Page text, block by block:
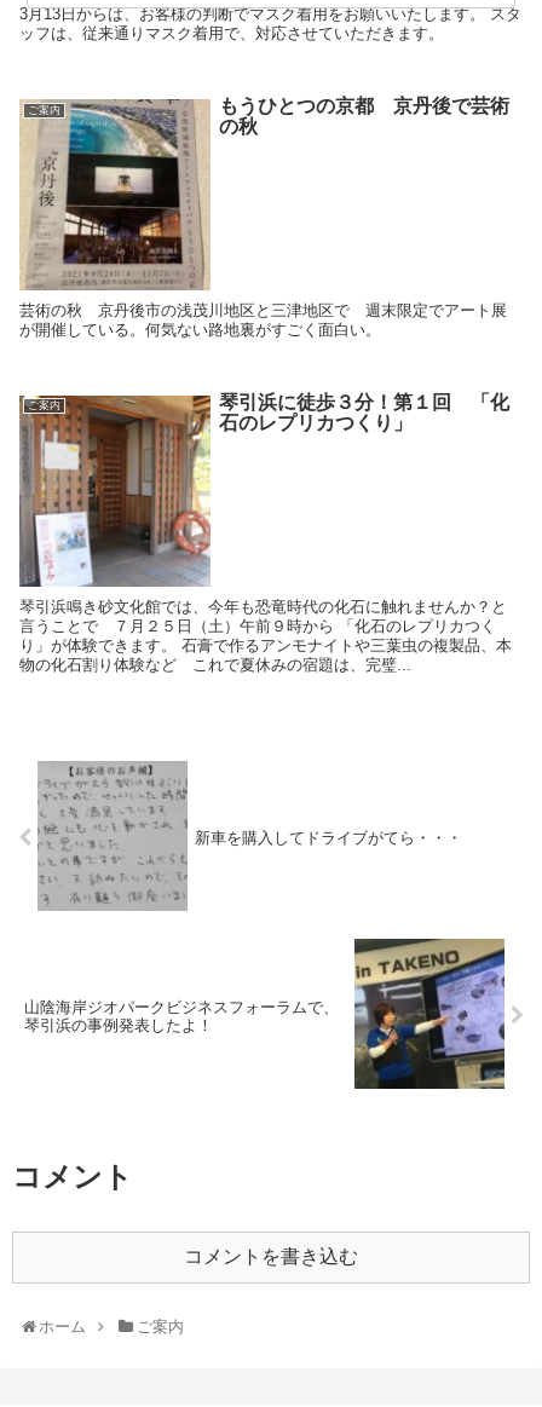
3月13日からは、お客様の判断でマスク着用をお願いいたします。 スタ
ッフは、従来通りマスク着用で、対応させていただきます。
ご案内
もうひとつの京都 京丹後で芸術
の秋
芸術の秋 京丹後市の浅茂川地区と三津地区で 週末限定でアート展
が開催している。何気ない路地裏がすごく面白い。
ご案内
琴引浜に徒歩３分！第１回 「化
石のレプリカつくり」
琴引浜鳴き砂文化館では、今年も恐竜時代の化石に触れませんか？と
言うことで ７月２５日（土）午前９時から 「化石のレプリカつく
り」が体験できます。 石膏で作るアンモナイトや三葉虫の複製品、本
物の化石割り体験など これで夏休みの宿題は、完璧...
新車を購入してドライブがてら・・・
山陰海岸ジオパークビジネスフォーラムで、
琴引浜の事例発表したよ！
コメント
コメントを書き込む
ホーム ご案内